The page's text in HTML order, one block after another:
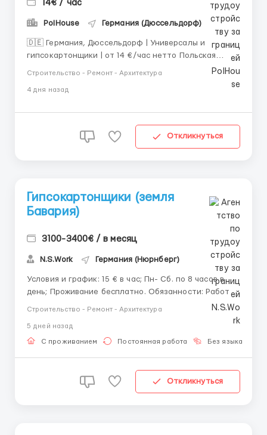
14€ / час
PolHouse Германия (Дюссельдорф)
🇩🇪 Германия, Дюссельдорф | Универсалы и
гипсокартонщики | от 14 €/час нетто Польская
строительная компания Polhouse приглашает на
работодатель ✅ Официальное трудоустройство ✅
Строительство - Ремонт - Архитектура
4 дня назад
Откликнуться
Гипсокартонщики (земля
Бавария)
3100-3400€ / в месяц
N.S.Work Германия (Нюрнберг)
Условия и график: 15 € в час; Пн- Сб. по 8 часов в
день; Проживание бесплатно. Обязанности: Работа
гипсокартона по Knauf в промышленных и офисных
объектах; Монтаж гипсокартона в два с...
Строительство - Ремонт - Архитектура
5 дней назад
С проживанием Постоянная работа Без языка
Откликнуться